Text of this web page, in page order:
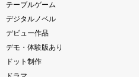
テーブルゲーム
デジタルノベル
デビュー作品
デモ・体験版あり
ドット制作